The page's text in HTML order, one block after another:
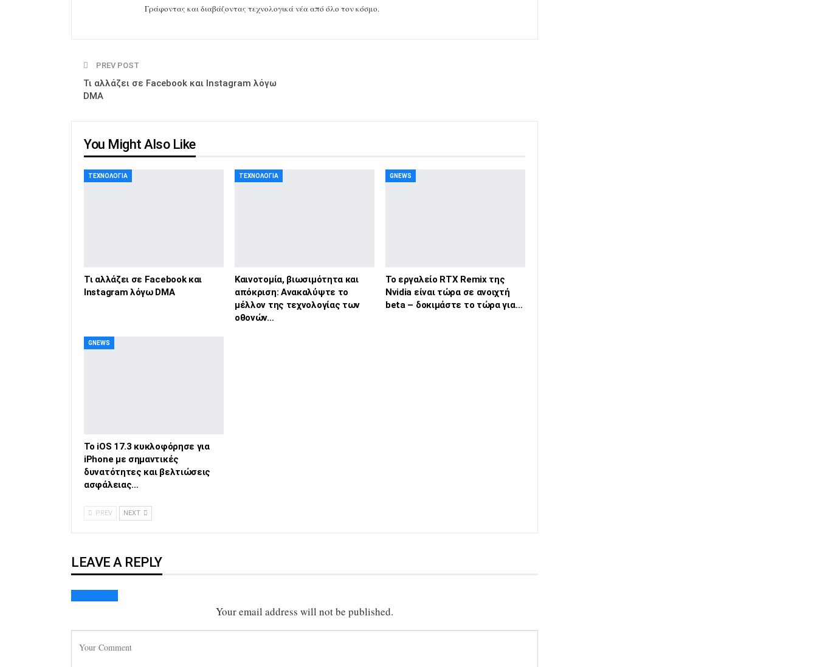
Γράφοντας και διαβάζοντας τεχνολογικά νέα από όλο τον κόσμο.
PREV POST
Τι αλλάζει σε Facebook και Instagram λόγω
DMA
You Might Also Like
ΤΕΧΝΟΛΟΓΊΑ
Τι αλλάζει σε Facebook και
Instagram λόγω DMA
ΤΕΧΝΟΛΟΓΊΑ
Καινοτομία, βιωσιμότητα και
απόκριση: Ανακαλύψτε το
μέλλον της τεχνολογίας των
οθονών…
GNEWS
Το εργαλείο RTX Remix της
Nvidia είναι τώρα σε ανοιχτή
beta – δοκιμάστε το τώρα για…
GNEWS
Το iOS 17.3 κυκλοφόρησε για
iPhone με σημαντικές
δυνατότητες και βελτιώσεις
ασφάλειας…
PREV NEXT
LEAVE A REPLY
Your email address will not be published.